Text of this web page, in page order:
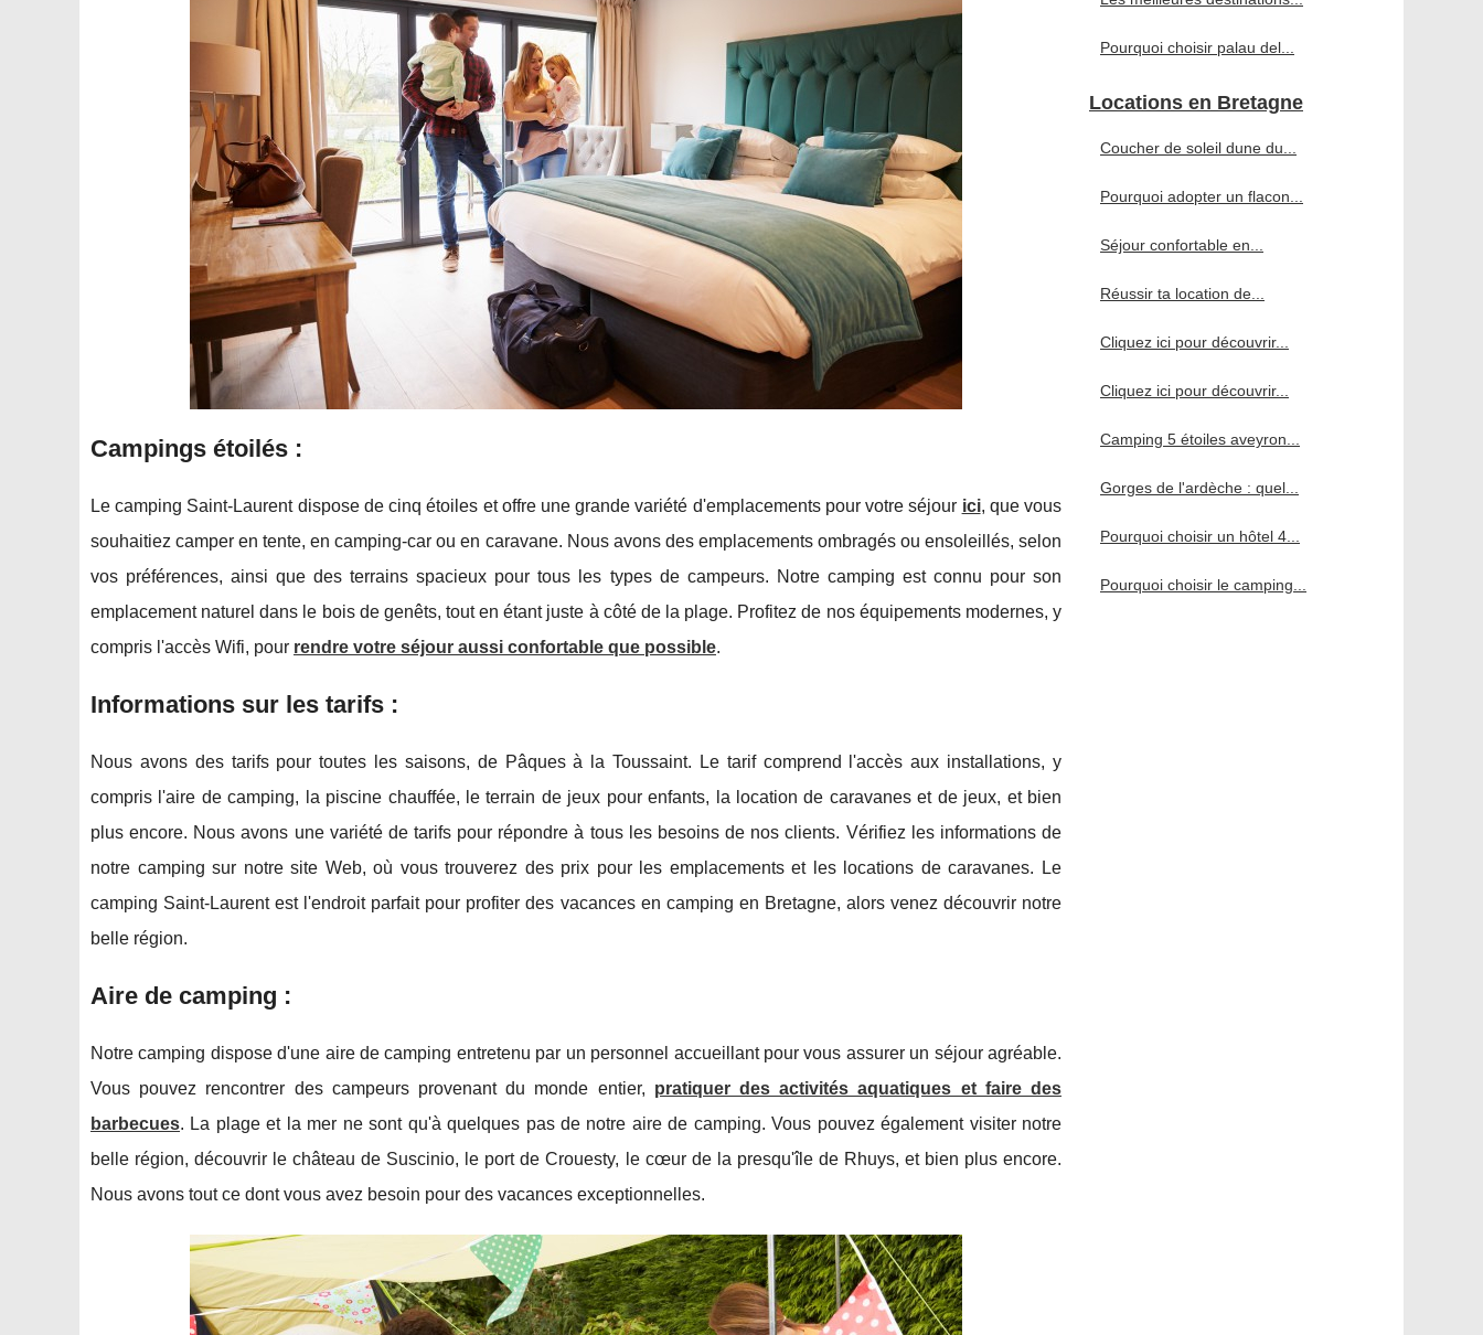
Campings étoilés :
Le camping Saint-Laurent dispose de cinq étoiles et offre une grande variété d'emplacements pour votre séjour ici, que vous
souhaitiez camper en tente, en camping-car ou en caravane. Nous avons des emplacements ombragés ou ensoleillés, selon
vos préférences, ainsi que des terrains spacieux pour tous les types de campeurs. Notre camping est connu pour son
emplacement naturel dans le bois de genêts, tout en étant juste à côté de la plage. Profitez de nos équipements modernes, y
compris l'accès Wifi, pour rendre votre séjour aussi confortable que possible.
Informations sur les tarifs :
Nous avons des tarifs pour toutes les saisons, de Pâques à la Toussaint. Le tarif comprend l'accès aux installations, y
compris l'aire de camping, la piscine chauffée, le terrain de jeux pour enfants, la location de caravanes et de jeux, et bien
plus encore. Nous avons une variété de tarifs pour répondre à tous les besoins de nos clients. Vérifiez les informations de
notre camping sur notre site Web, où vous trouverez des prix pour les emplacements et les locations de caravanes. Le
camping Saint-Laurent est l'endroit parfait pour profiter des vacances en camping en Bretagne, alors venez découvrir notre
belle région.
Aire de camping :
Notre camping dispose d'une aire de camping entretenu par un personnel accueillant pour vous assurer un séjour agréable.
Vous pouvez rencontrer des campeurs provenant du monde entier, pratiquer des activités aquatiques et faire des
barbecues. La plage et la mer ne sont qu'à quelques pas de notre aire de camping. Vous pouvez également visiter notre
belle région, découvrir le château de Suscinio, le port de Crouesty, le cœur de la presqu'île de Rhuys, et bien plus encore.
Nous avons tout ce dont vous avez besoin pour des vacances exceptionnelles.
Pourquoi choisir palau del...
Locations en Bretagne
Coucher de soleil dune du...
Pourquoi adopter un flacon...
Séjour confortable en...
Réussir ta location de...
Cliquez ici pour découvrir...
Cliquez ici pour découvrir...
Camping 5 étoiles aveyron...
Gorges de l'ardèche : quel...
Pourquoi choisir un hôtel 4...
Pourquoi choisir le camping...